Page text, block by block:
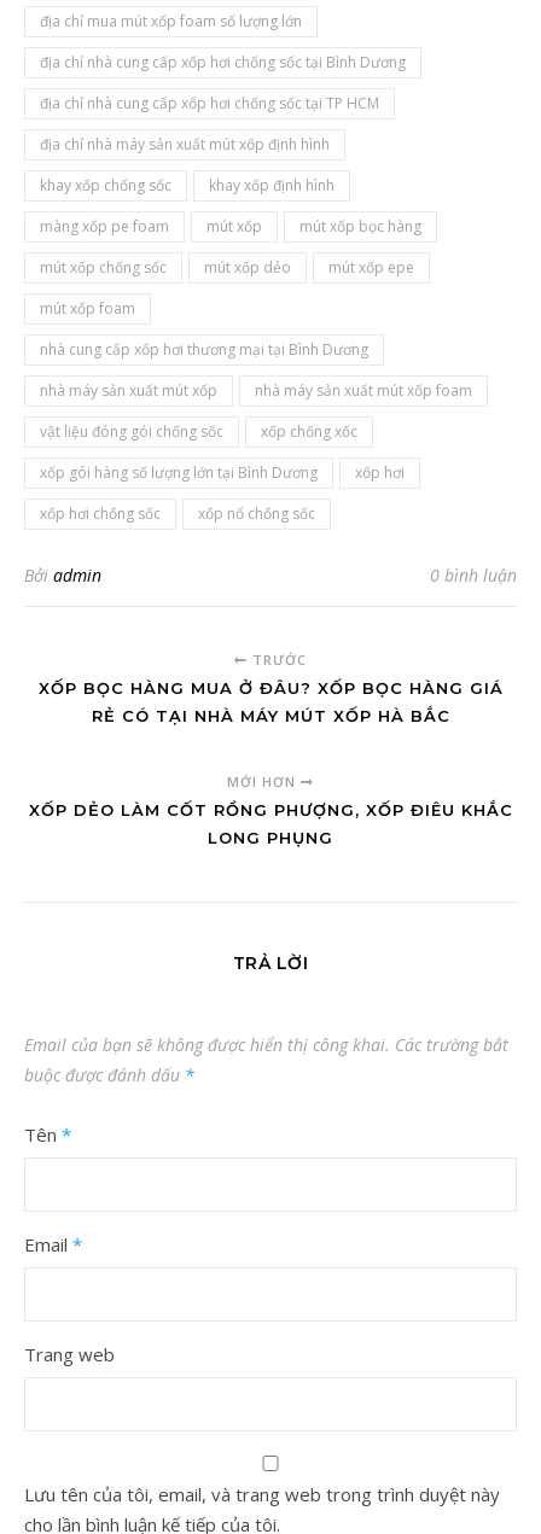
địa chỉ mua mút xốp foam số lượng lớn
địa chỉ nhà cung cấp xốp hơi chống sốc tại Bình Dương
địa chỉ nhà cung cấp xốp hơi chống sốc tại TP HCM
địa chỉ nhà máy sản xuất mút xốp định hình
khay xốp chống sốc
khay xốp định hình
màng xốp pe foam
mút xốp
mút xốp bọc hàng
mút xốp chống sốc
mút xốp dẻo
mút xốp epe
mút xốp foam
nhà cung cấp xốp hơi thương mại tại Bình Dương
nhà máy sản xuất mút xốp
nhà máy sản xuất mút xốp foam
vật liệu đóng gói chống sốc
xốp chống xốc
xốp gói hàng số lượng lớn tại Bình Dương
xốp hơi
xốp hơi chống sốc
xốp nổ chống sốc
Bởi admin 0 bình luận
TRƯỚC
XỐP BỌC HÀNG MUA Ở ĐÂU? XỐP BỌC HÀNG GIÁ
RẺ CÓ TẠI NHÀ MÁY MÚT XỐP HÀ BẮC
MỚI HƠN
XỐP DẺO LÀM CỐT RỒNG PHƯỢNG, XỐP ĐIÊU KHẮC
LONG PHỤNG
TRẢ LỜI
Email của bạn sẽ không được hiển thị công khai. Các trường bắt
buộc được đánh dấu *
Tên *
Email *
Trang web
Lưu tên của tôi, email, và trang web trong trình duyệt này
cho lần bình luận kế tiếp của tôi.